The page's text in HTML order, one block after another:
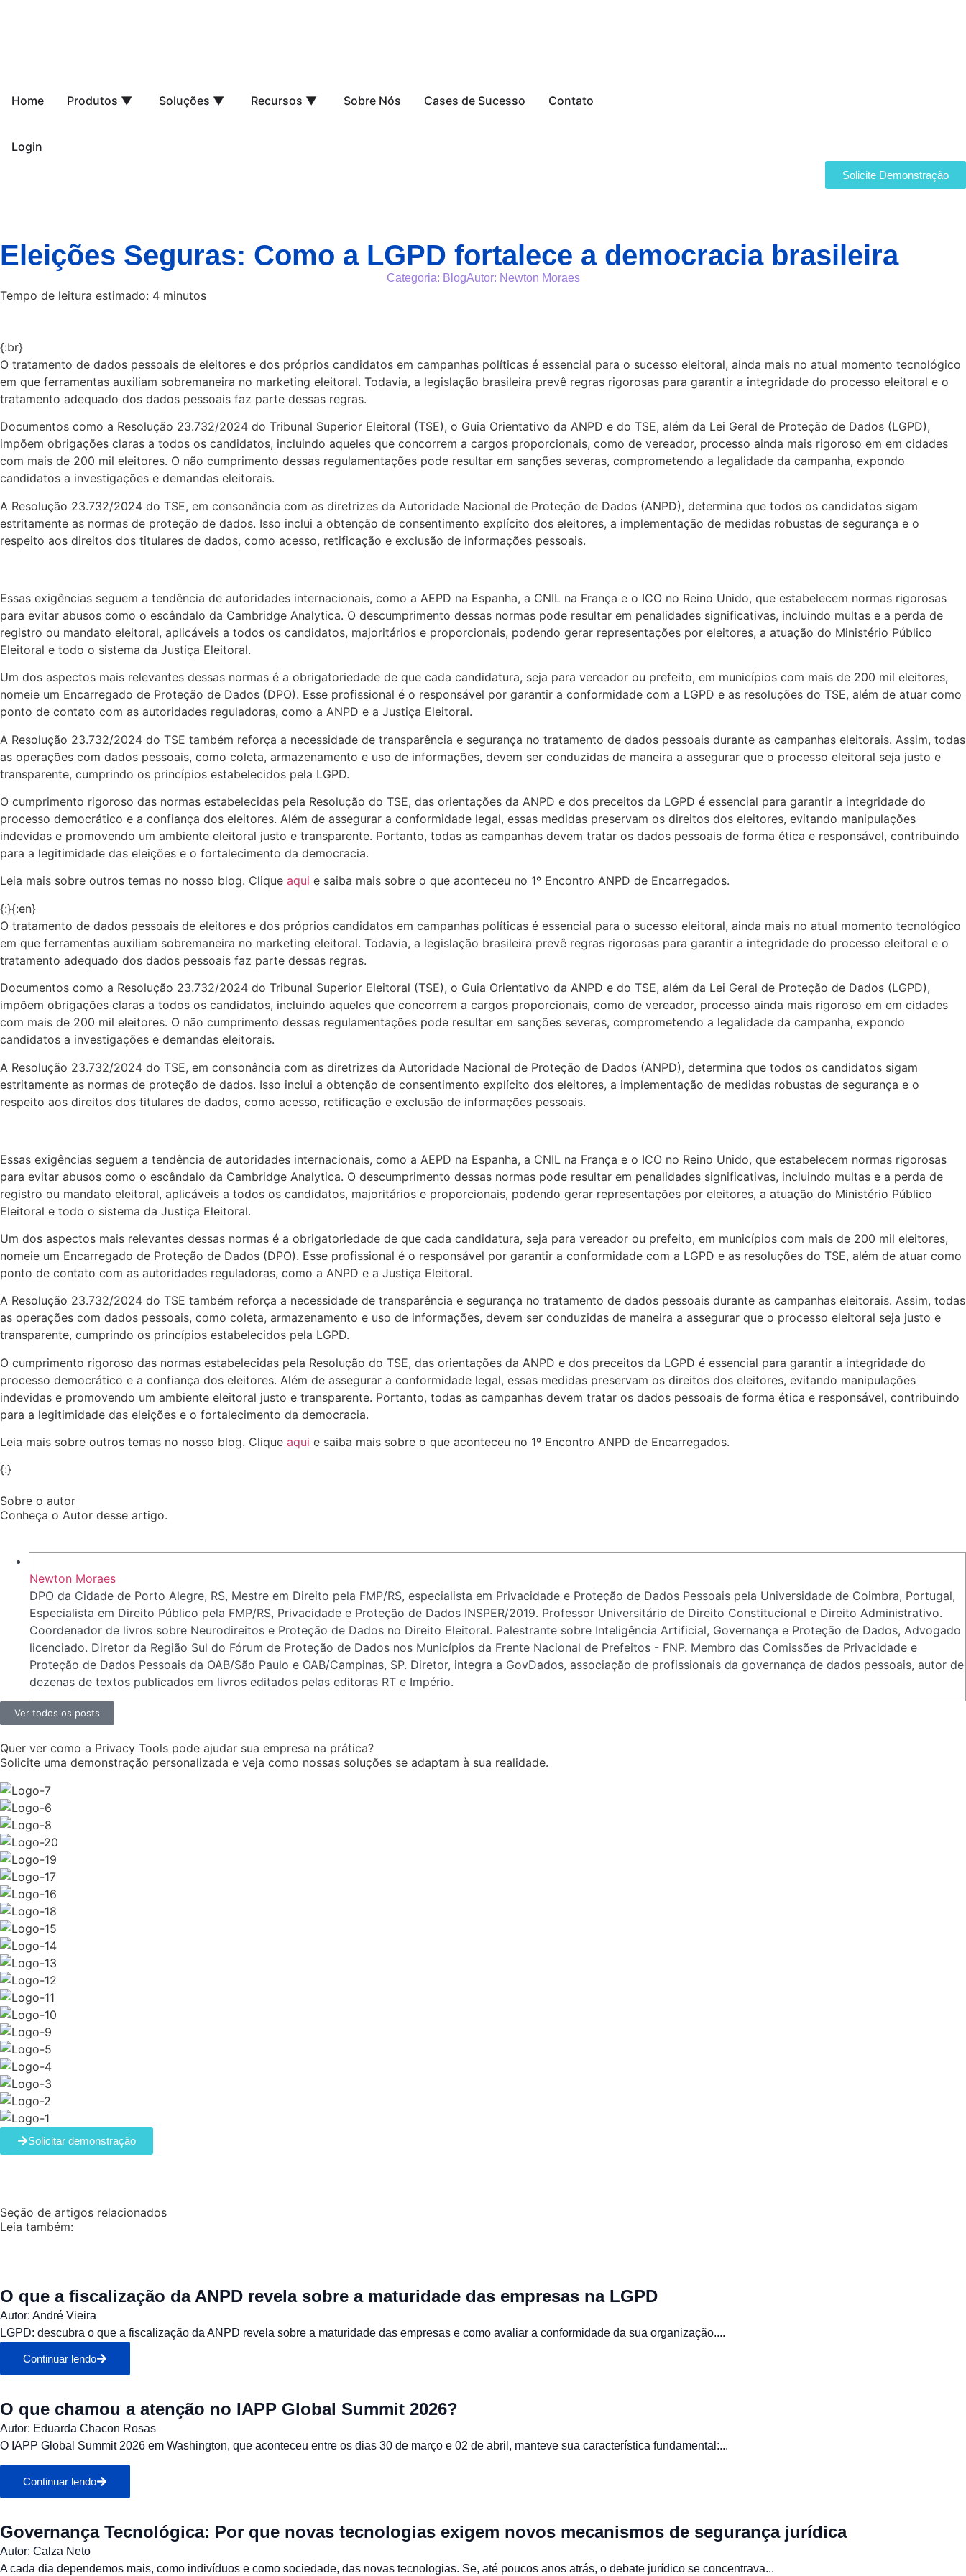
Home Produtos ▼ Soluções ▼ Recursos ▼ Sobre Nós Cases de Sucesso Contato
Login
Solicite Demonstração
Eleições Seguras: Como a LGPD fortalece a democracia brasileira
Categoria: BlogAutor: Newton Moraes
Tempo de leitura estimado: 4 minutos
{:br}
O tratamento de dados pessoais de eleitores e dos próprios candidatos em campanhas políticas é essencial para o sucesso eleitoral, ainda mais no atual momento tecnológico
em que ferramentas auxiliam sobremaneira no marketing eleitoral. Todavia, a legislação brasileira prevê regras rigorosas para garantir a integridade do processo eleitoral e o
tratamento adequado dos dados pessoais faz parte dessas regras.
Documentos como a Resolução 23.732/2024 do Tribunal Superior Eleitoral (TSE), o Guia Orientativo da ANPD e do TSE, além da Lei Geral de Proteção de Dados (LGPD),
impõem obrigações claras a todos os candidatos, incluindo aqueles que concorrem a cargos proporcionais, como de vereador, processo ainda mais rigoroso em em cidades
com mais de 200 mil eleitores. O não cumprimento dessas regulamentações pode resultar em sanções severas, comprometendo a legalidade da campanha, expondo
candidatos a investigações e demandas eleitorais.
A Resolução 23.732/2024 do TSE, em consonância com as diretrizes da Autoridade Nacional de Proteção de Dados (ANPD), determina que todos os candidatos sigam
estritamente as normas de proteção de dados. Isso inclui a obtenção de consentimento explícito dos eleitores, a implementação de medidas robustas de segurança e o
respeito aos direitos dos titulares de dados, como acesso, retificação e exclusão de informações pessoais.
Essas exigências seguem a tendência de autoridades internacionais, como a AEPD na Espanha, a CNIL na França e o ICO no Reino Unido, que estabelecem normas rigorosas
para evitar abusos como o escândalo da Cambridge Analytica. O descumprimento dessas normas pode resultar em penalidades significativas, incluindo multas e a perda de
registro ou mandato eleitoral, aplicáveis a todos os candidatos, majoritários e proporcionais, podendo gerar representações por eleitores, a atuação do Ministério Público
Eleitoral e todo o sistema da Justiça Eleitoral.
Um dos aspectos mais relevantes dessas normas é a obrigatoriedade de que cada candidatura, seja para vereador ou prefeito, em municípios com mais de 200 mil eleitores,
nomeie um Encarregado de Proteção de Dados (DPO). Esse profissional é o responsável por garantir a conformidade com a LGPD e as resoluções do TSE, além de atuar como
ponto de contato com as autoridades reguladoras, como a ANPD e a Justiça Eleitoral.
A Resolução 23.732/2024 do TSE também reforça a necessidade de transparência e segurança no tratamento de dados pessoais durante as campanhas eleitorais. Assim, todas
as operações com dados pessoais, como coleta, armazenamento e uso de informações, devem ser conduzidas de maneira a assegurar que o processo eleitoral seja justo e
transparente, cumprindo os princípios estabelecidos pela LGPD.
O cumprimento rigoroso das normas estabelecidas pela Resolução do TSE, das orientações da ANPD e dos preceitos da LGPD é essencial para garantir a integridade do
processo democrático e a confiança dos eleitores. Além de assegurar a conformidade legal, essas medidas preservam os direitos dos eleitores, evitando manipulações
indevidas e promovendo um ambiente eleitoral justo e transparente. Portanto, todas as campanhas devem tratar os dados pessoais de forma ética e responsável, contribuindo
para a legitimidade das eleições e o fortalecimento da democracia.
Leia mais sobre outros temas no nosso blog. Clique aqui e saiba mais sobre o que aconteceu no 1º Encontro ANPD de Encarregados.
{:}{:en}
O tratamento de dados pessoais de eleitores e dos próprios candidatos em campanhas políticas é essencial para o sucesso eleitoral, ainda mais no atual momento tecnológico
em que ferramentas auxiliam sobremaneira no marketing eleitoral. Todavia, a legislação brasileira prevê regras rigorosas para garantir a integridade do processo eleitoral e o
tratamento adequado dos dados pessoais faz parte dessas regras.
Documentos como a Resolução 23.732/2024 do Tribunal Superior Eleitoral (TSE), o Guia Orientativo da ANPD e do TSE, além da Lei Geral de Proteção de Dados (LGPD),
impõem obrigações claras a todos os candidatos, incluindo aqueles que concorrem a cargos proporcionais, como de vereador, processo ainda mais rigoroso em em cidades
com mais de 200 mil eleitores. O não cumprimento dessas regulamentações pode resultar em sanções severas, comprometendo a legalidade da campanha, expondo
candidatos a investigações e demandas eleitorais.
A Resolução 23.732/2024 do TSE, em consonância com as diretrizes da Autoridade Nacional de Proteção de Dados (ANPD), determina que todos os candidatos sigam
estritamente as normas de proteção de dados. Isso inclui a obtenção de consentimento explícito dos eleitores, a implementação de medidas robustas de segurança e o
respeito aos direitos dos titulares de dados, como acesso, retificação e exclusão de informações pessoais.
Essas exigências seguem a tendência de autoridades internacionais, como a AEPD na Espanha, a CNIL na França e o ICO no Reino Unido, que estabelecem normas rigorosas
para evitar abusos como o escândalo da Cambridge Analytica. O descumprimento dessas normas pode resultar em penalidades significativas, incluindo multas e a perda de
registro ou mandato eleitoral, aplicáveis a todos os candidatos, majoritários e proporcionais, podendo gerar representações por eleitores, a atuação do Ministério Público
Eleitoral e todo o sistema da Justiça Eleitoral.
Um dos aspectos mais relevantes dessas normas é a obrigatoriedade de que cada candidatura, seja para vereador ou prefeito, em municípios com mais de 200 mil eleitores,
nomeie um Encarregado de Proteção de Dados (DPO). Esse profissional é o responsável por garantir a conformidade com a LGPD e as resoluções do TSE, além de atuar como
ponto de contato com as autoridades reguladoras, como a ANPD e a Justiça Eleitoral.
A Resolução 23.732/2024 do TSE também reforça a necessidade de transparência e segurança no tratamento de dados pessoais durante as campanhas eleitorais. Assim, todas
as operações com dados pessoais, como coleta, armazenamento e uso de informações, devem ser conduzidas de maneira a assegurar que o processo eleitoral seja justo e
transparente, cumprindo os princípios estabelecidos pela LGPD.
O cumprimento rigoroso das normas estabelecidas pela Resolução do TSE, das orientações da ANPD e dos preceitos da LGPD é essencial para garantir a integridade do
processo democrático e a confiança dos eleitores. Além de assegurar a conformidade legal, essas medidas preservam os direitos dos eleitores, evitando manipulações
indevidas e promovendo um ambiente eleitoral justo e transparente. Portanto, todas as campanhas devem tratar os dados pessoais de forma ética e responsável, contribuindo
para a legitimidade das eleições e o fortalecimento da democracia.
Leia mais sobre outros temas no nosso blog. Clique aqui e saiba mais sobre o que aconteceu no 1º Encontro ANPD de Encarregados.
{:}
Sobre o autor
Conheça o Autor desse artigo.
Newton Moraes
DPO da Cidade de Porto Alegre, RS, Mestre em Direito pela FMP/RS, especialista em Privacidade e Proteção de Dados Pessoais pela Universidade de Coimbra, Portugal,
Especialista em Direito Público pela FMP/RS, Privacidade e Proteção de Dados INSPER/2019. Professor Universitário de Direito Constitucional e Direito Administrativo.
Coordenador de livros sobre Neurodireitos e Proteção de Dados no Direito Eleitoral. Palestrante sobre Inteligência Artificial, Governança e Proteção de Dados, Advogado
licenciado. Diretor da Região Sul do Fórum de Proteção de Dados nos Municípios da Frente Nacional de Prefeitos - FNP. Membro das Comissões de Privacidade e
Proteção de Dados Pessoais da OAB/São Paulo e OAB/Campinas, SP. Diretor, integra a GovDados, associação de profissionais da governança de dados pessoais, autor de
dezenas de textos publicados em livros editados pelas editoras RT e Império.
Ver todos os posts
Quer ver como a Privacy Tools pode ajudar sua empresa na prática?
Solicite uma demonstração personalizada e veja como nossas soluções se adaptam à sua realidade.
Solicitar demonstração
Seção de artigos relacionados
Leia também:
O que a fiscalização da ANPD revela sobre a maturidade das empresas na LGPD
Autor: André Vieira
LGPD: descubra o que a fiscalização da ANPD revela sobre a maturidade das empresas e como avaliar a conformidade da sua organização....
Continuar lendo
O que chamou a atenção no IAPP Global Summit 2026?
Autor: Eduarda Chacon Rosas
O IAPP Global Summit 2026 em Washington, que aconteceu entre os dias 30 de março e 02 de abril, manteve sua característica fundamental:...
Continuar lendo
Governança Tecnológica: Por que novas tecnologias exigem novos mecanismos de segurança jurídica
Autor: Calza Neto
A cada dia dependemos mais, como indivíduos e como sociedade, das novas tecnologias. Se, até poucos anos atrás, o debate jurídico se concentrava...